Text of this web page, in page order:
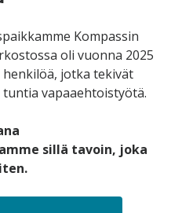
Kompassin
oli vuonna 2025
jotka tekivät
vapaaehtoistyötä.
sillä tavoin, joka